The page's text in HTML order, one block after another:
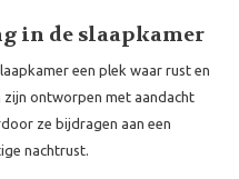
in de slaapkamer
een plek waar rust en
ontworpen met aandacht
ze bijdragen aan een
nachtrust.